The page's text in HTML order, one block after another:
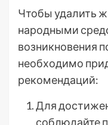
Чтобы удалить
народными
возникновения
необходимо
рекомендаций:
Для
соблюдайте